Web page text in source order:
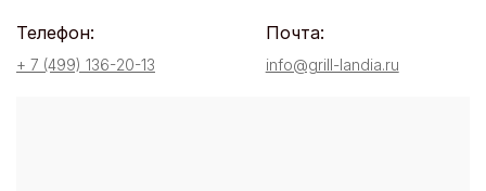
Телефон:
+ 7 (499) 136-20-13
Почта:
info@grill-landia.ru